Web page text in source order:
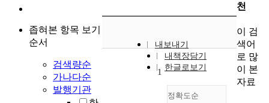
좁혀본 항목 보기
순서
검색량순
가나다순
발행기관
내보내기
내책장담기
한글로보기
정확도순
1
천
이 검
색어
로 많
이 본
자료